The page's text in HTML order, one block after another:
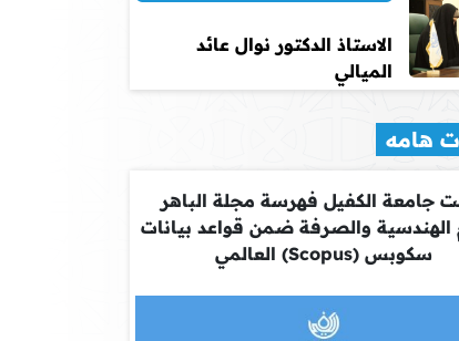
الاستاذ الدكتور نوال عائد
الميالي
هامه
جامعة الكفيل فهرسة مجلة الباهر
الهندسية والصرفة ضمن قواعد بيانات
سكوبس (Scopus) العالمي